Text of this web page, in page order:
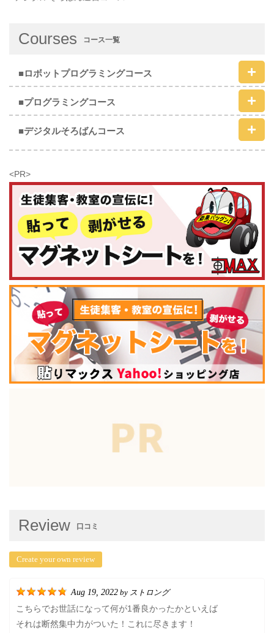
Courses コース一覧
■ロボットプログラミングコース
■プログラミングコース
■デジタルそろばんコース
<PR>
Review 口コミ
Create your own review
Aug 19, 2022 by ストロング
こちらでお世話になって何が1番良かったかといえば
それは断然集中力がついた！これに尽きます！